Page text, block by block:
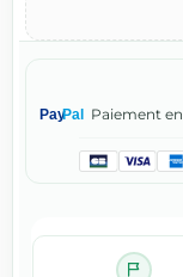
PayPal Paiement